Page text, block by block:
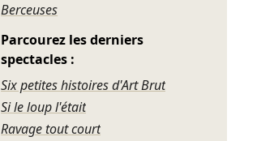
Berceuses
Parcourez les derniers
spectacles :
Six petites histoires d'Art Brut
Si le loup l'était
Ravage tout court